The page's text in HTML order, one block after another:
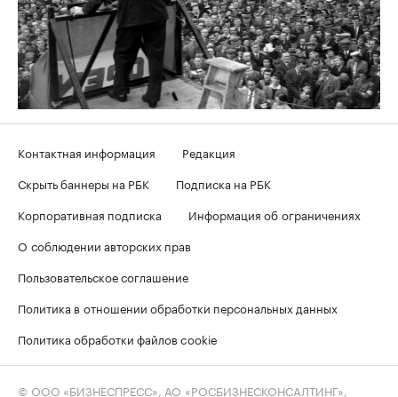
Контактная информация
Редакция
Скрыть баннеры на РБК
Подписка на РБК
Корпоративная подписка
Информация об ограничениях
О соблюдении авторских прав
Пользовательское соглашение
Политика в отношении обработки персональных данных
Политика обработки файлов cookie
© ООО «БИЗНЕСПРЕСС», АО «РОСБИЗНЕСКОНСАЛТИНГ»,